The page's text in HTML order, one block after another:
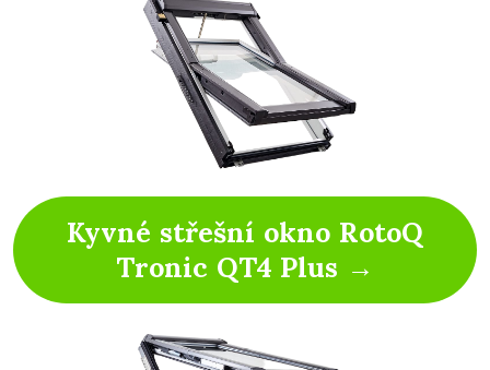
Kyvné střešní okno RotoQ
Tronic QT4 Plus →